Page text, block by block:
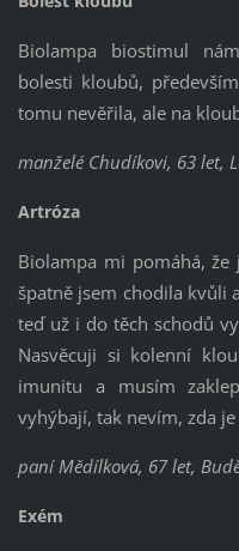
Biolampa biostimul
bolesti kloubů,
tomu nevěřila, ale na
manželé Chudíkovi, 63 let,
Artróza
Biolampa mi pomáhá, že
špatně jsem chodila kvůli
teď už i do těch schodů
Nasvěcuji si kolenní
imunitu a musím
vyhýbají, tak nevím, zda
paní Mědílková, 67 let,
Exém